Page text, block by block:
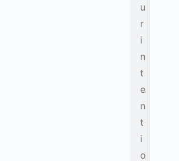
u
r
i
n
t
e
n
t
i
o